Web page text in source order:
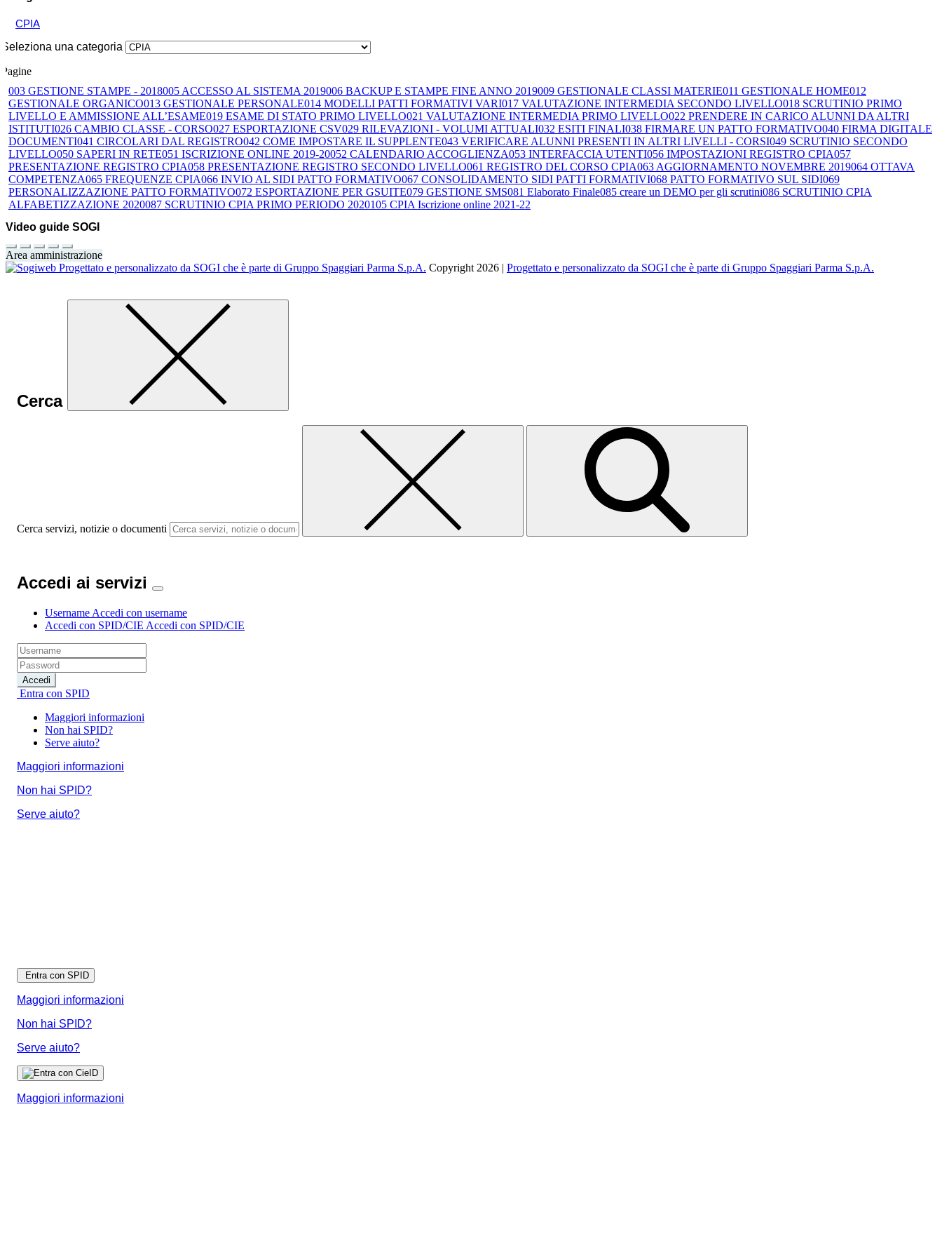
CPIA
Seleziona una categoria
Pagine
003 GESTIONE STAMPE - 2018005 ACCESSO AL SISTEMA 2019006 BACKUP E STAMPE FINE ANNO 2019009 GESTIONALE CLASSI MATERIE011 GESTIONALE HOME012
GESTIONALE ORGANICO013 GESTIONALE PERSONALE014 MODELLI PATTI FORMATIVI VARI017 VALUTAZIONE INTERMEDIA SECONDO LIVELLO018 SCRUTINIO PRIMO
LIVELLO E AMMISSIONE ALL’ESAME019 ESAME DI STATO PRIMO LIVELLO021 VALUTAZIONE INTERMEDIA PRIMO LIVELLO022 PRENDERE IN CARICO ALUNNI DA ALTRI
ISTITUTI026 CAMBIO CLASSE - CORSO027 ESPORTAZIONE CSV029 RILEVAZIONI - VOLUMI ATTUALI032 ESITI FINALI038 FIRMARE UN PATTO FORMATIVO040 FIRMA DIGITALE
DOCUMENTI041 CIRCOLARI DAL REGISTRO042 COME IMPOSTARE IL SUPPLENTE043 VERIFICARE ALUNNI PRESENTI IN ALTRI LIVELLI - CORSI049 SCRUTINIO SECONDO
LIVELLO050 SAPERI IN RETE051 ISCRIZIONE ONLINE 2019-20052 CALENDARIO ACCOGLIENZA053 INTERFACCIA UTENTI056 IMPOSTAZIONI REGISTRO CPIA057
PRESENTAZIONE REGISTRO CPIA058 PRESENTAZIONE REGISTRO SECONDO LIVELLO061 REGISTRO DEL CORSO CPIA063 AGGIORNAMENTO NOVEMBRE 2019064 OTTAVA
COMPETENZA065 FREQUENZE CPIA066 INVIO AL SIDI PATTO FORMATIVO067 CONSOLIDAMENTO SIDI PATTI FORMATIVI068 PATTO FORMATIVO SUL SIDI069
PERSONALIZZAZIONE PATTO FORMATIVO072 ESPORTAZIONE PER GSUITE079 GESTIONE SMS081 Elaborato Finale085 creare un DEMO per gli scrutini086 SCRUTINIO CPIA
ALFABETIZZAZIONE 2020087 SCRUTINIO CPIA PRIMO PERIODO 2020105 CPIA Iscrizione online 2021-22
Video guide SOGI
Area amministrazione
Copyright 2026 | Progettato e personalizzato da SOGI che è parte di Gruppo Spaggiari Parma S.p.A.
Cerca
Cerca servizi, notizie o documenti
Accedi ai servizi
Username Accedi con username
Accedi con SPID/CIE Accedi con SPID/CIE
Accedi
Entra con SPID
Maggiori informazioni
Non hai SPID?
Serve aiuto?
Maggiori informazioni
Non hai SPID?
Serve aiuto?
Entra con SPID
Maggiori informazioni
Non hai SPID?
Serve aiuto?
Maggiori informazioni